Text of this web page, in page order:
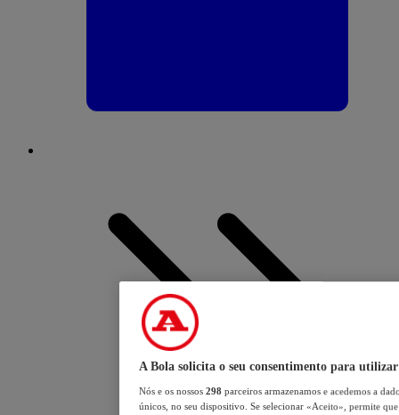
A Bola solicita o seu consentimento para utilizar
Nós e os nossos 298 parceiros armazenamos e acedemos a
únicos, no seu dispositivo. Se selecionar «Aceito», permite